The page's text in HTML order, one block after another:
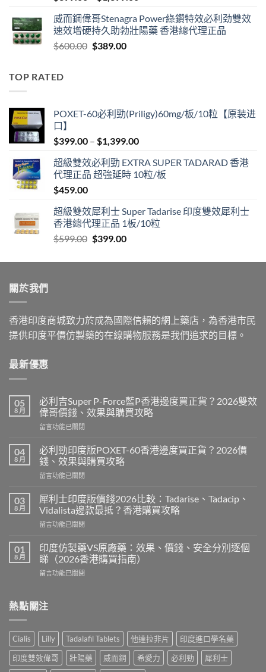
$399.00
through
威而鋼偉哥Stenagra Power綠鑽特效必利劲雙效
速效增硬持久助勃壯陽藥 香港總代理正品
$600.00 Original
$389.00Current
TOP RATED
POXET-60必利勁(Priligy)60mg/板/10粒【原装进
口】
$399.00 – $1,399.00Price
$399.00
through
超級雙效必利勁 EXTRA SUPER TADARAD 香港
代理正品 超強延時 10粒/板
$459.00
超級雙效犀利士 Super Tadarise 印度雙效犀利士
香港總代理正品 1板/10粒
$599.00 Original
was:
$399.00Current
is:
關於我們
香港印度商城致力於成為國際信賴的網上藥店，為香港市民
提供印度平價仿製藥的在線購物服務是我們追求的目標。
最新優惠
05
8 月
必利吉Super P-Force藍P香港邊度買正貨？2026雙效
偉哥價錢、效果與購買攻略
在
利
吉
Super
P-
藍
P
港
度
買
貨？
效
價
錢、
效
果
留言功能已關閉
04
8 月
必利勁印度版POXET-60香港邊度買正貨？2026價
錢、效果與購買攻略
在
利
勁
印
度
POXET-
60
香
港
買
2026
價
錢、
效
留言功能已關閉
03
8 月
犀利士印度版價錢2026比較：Tadarise、Tadacip、
Vidalista邊款最抵？香港購買攻略
在
利
士
印
度
錢
較：
Tadarise、
Tadacip、
Vidalista
留言功能已關閉
01
8 月
印度仿製藥VS原廠藥：效果、價錢、安全分別逐個
睇（2026香港購買指南）
在
仿
製
VS
原
廠
藥：
留言功能已關閉
熱點關注
Cialis Lilly Tadalafil Tablets 他達拉非片
印度進口學名藥
印度雙效偉哥
壯陽藥 威而鋼 希愛力 必利勁 犀利士